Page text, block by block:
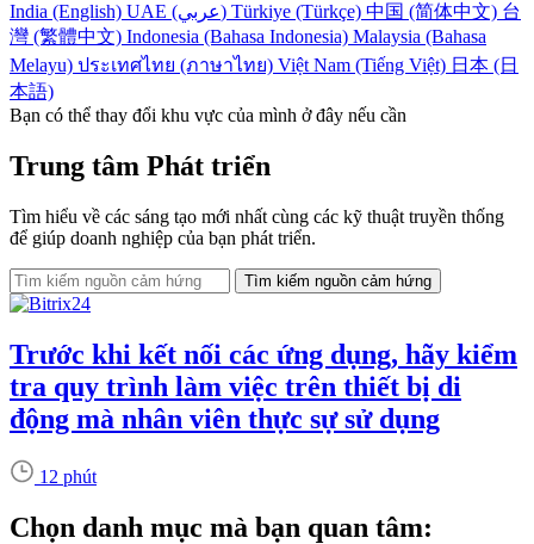
India (English)
UAE (عربي) Türkiye (Türkçe) 中国 (简体中文) 台
灣 (繁體中文) Indonesia (Bahasa Indonesia) Malaysia (Bahasa
Melayu) ประเทศไทย (ภาษาไทย) Việt Nam (Tiếng Việt) 日本 (日
本語)
Bạn có thể thay đổi khu vực của mình ở đây nếu cần
Trung tâm Phát triển
Tìm hiểu về các sáng tạo mới nhất cùng các kỹ thuật truyền thống
để giúp doanh nghiệp của bạn phát triển.
Trước khi kết nối các ứng dụng, hãy kiểm
tra quy trình làm việc trên thiết bị di
động mà nhân viên thực sự sử dụng
12 phút
Chọn danh mục mà bạn quan tâm: